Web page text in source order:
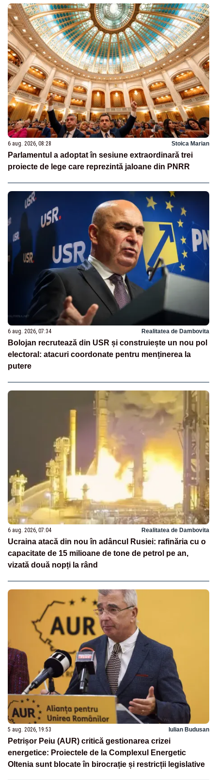
6 aug. 2026, 08:28 Stoica Marian
Parlamentul a adoptat în sesiune extraordinară trei
proiecte de lege care reprezintă jaloane din PNRR
6 aug. 2026, 07:34 Realitatea de Dambovita
Bolojan recrutează din USR și construiește un nou pol
electoral: atacuri coordonate pentru menținerea la
putere
6 aug. 2026, 07:04 Realitatea de Dambovita
Ucraina atacă din nou în adâncul Rusiei: rafinăria cu o
capacitate de 15 milioane de tone de petrol pe an,
vizată două nopți la rând
5 aug. 2026, 19:53 Iulian Budusan
Petrișor Peiu (AUR) critică gestionarea crizei
energetice: Proiectele de la Complexul Energetic
Oltenia sunt blocate în birocrație și restricții legislative